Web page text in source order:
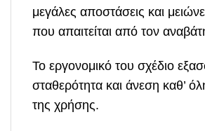
μεγάλες αποστάσεις και
που απαιτείται από τον
Το εργονομικό του σχέδιο
σταθερότητα και άνεση καθ’
της χρήσης.